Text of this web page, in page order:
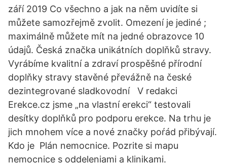
září 2019 Co všechno a jak na něm uvidíte si
můžete samozřejmě zvolit. Omezení je jediné ;
maximálně můžete mít na jedné obrazovce 10
údajů. Česká značka unikátních doplňků stravy.
Vyrábíme kvalitní a zdraví prospěšné přírodní
doplňky stravy stavěné převážně na české
dezintegrované sladkovodní V redakci
Erekce.cz jsme „na vlastní erekci“ testovali
desítky doplňků pro podporu erekce. Na trhu je
jich mnohem více a nové značky poŕád přibývají.
Kdo je Plán nemocnice. Pozrite si mapu
nemocnice s oddeleniami a klinikami.